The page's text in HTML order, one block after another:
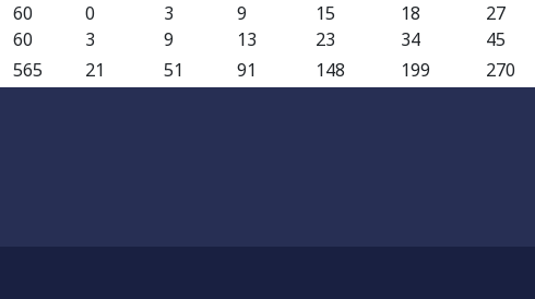
60 0 3 9 15 18 27
60 3 9 13 23 34 45
565 21 51 91 148 199 270